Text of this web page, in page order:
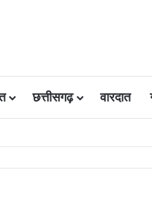
छत्तीसगढ़ वारदात
आवंटन 24 गुना बढ़ा; 36 परियोजनाओं पर